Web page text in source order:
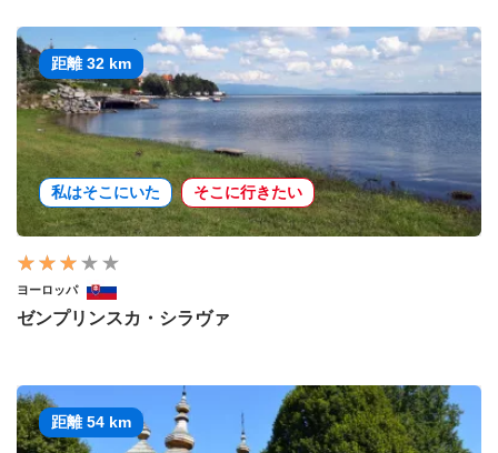
距離 32 km
私はそこにいた そこに行きたい
ヨーロッパ
ゼンプリンスカ・シラヴァ
距離 54 km